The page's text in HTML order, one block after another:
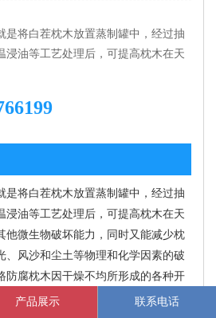
是将白茬枕木放置蒸制罐中，经过抽
浸油等工艺处理后，可提高枕木在天
是将白茬枕木放置蒸制罐中，经过抽
浸油等工艺处理后，可提高枕木在天
他微生物破坏能力，同时又能减少枕
、风沙和尘土等物理和化学因素的破
防腐枕木因干燥不均所形成的各种开
产品展示 联系电话